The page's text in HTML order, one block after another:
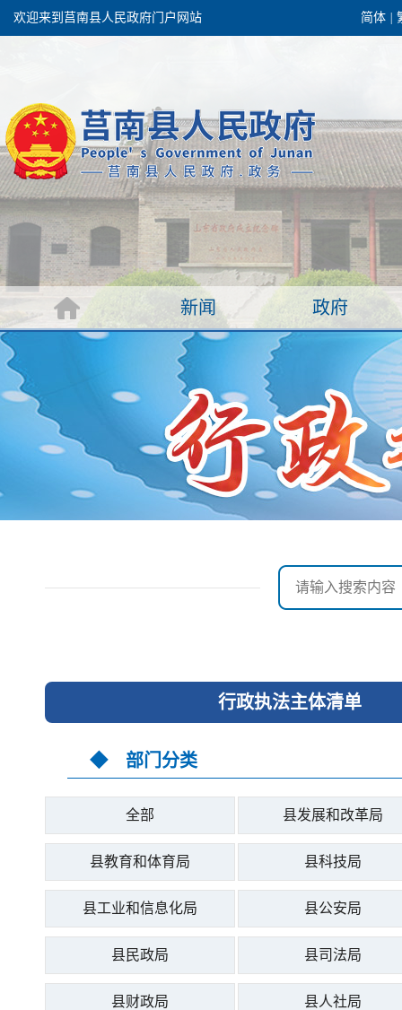
欢迎来到莒南县人民政府门户网站 简体
团结高效 理
政府机构
政府公报
政府数据
报告
新闻
政务要闻
视频新闻
中介超市
县情
莒南概况
镇街园区
经济发展
全景莒南
新闻 政府
行政执法主体清单
◆ 部门分类
全部 县发展和改革局
县教育和体育局 县科技局
县工业和信息化局 县公安局
县民政局 县司法局
县财政局 县人社局